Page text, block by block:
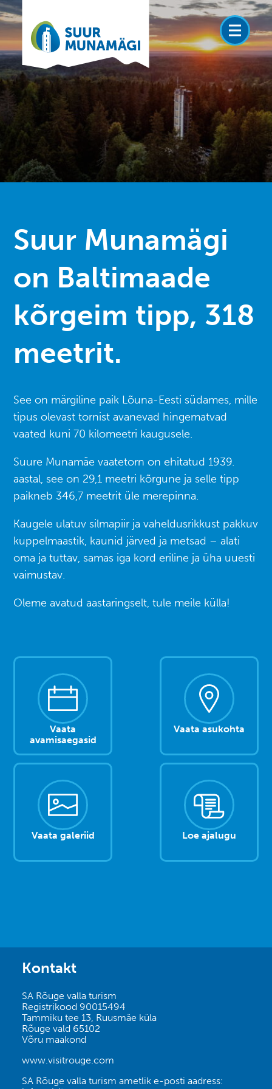
Suur Munamägi
on Baltimaade
kõrgeim tipp, 318
meetrit.
See on märgiline paik Lõuna-Eesti südames, mille
tipus olevast tornist avanevad hingematvad
vaated kuni 70 kilomeetri kaugusele.
Suure Munamäe vaatetorn on ehitatud 1939.
aastal, see on 29,1 meetri kõrgune ja selle tipp
paikneb 346,7 meetrit üle merepinna.
Kaugele ulatuv silmapiir ja vaheldusrikkust pakkuv
kuppelmaastik, kaunid järved ja metsad – alati
oma ja tuttav, samas iga kord eriline ja üha uuesti
vaimustav.
Oleme avatud aastaringselt, tule meile külla!
Vaata
avamisaegasid
Vaata asukohta
Vaata galeriid Loe ajalugu
Kontakt
SA Rõuge valla turism
Registrikood 90015494
Tammiku tee 13, Ruusmäe küla
Rõuge vald 65102
Võru maakond
www.visitrouge.com
SA Rõuge valla turism ametlik e-posti aadress: